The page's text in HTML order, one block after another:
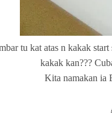
tu kat atas n kakak
kakak kan???
Kita namakan ia